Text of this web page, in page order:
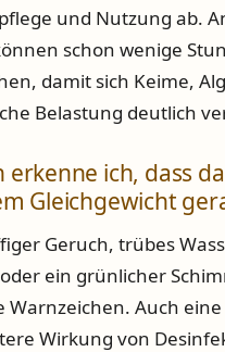
und Nutzung ab.
schon wenige
damit sich Keime,
Belastung deutlich
erkenne ich, dass
Gleichgewicht
Geruch, trübes
ein grünlicher
Warnzeichen. Auch
Wirkung von